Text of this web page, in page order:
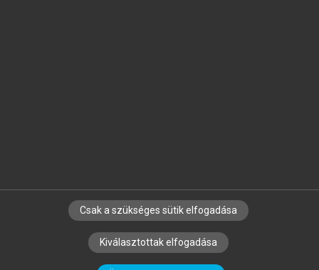
SZERZŐKNEK CÉGEKNEK KÖNYVTÁROSOKNAK
SZERKESZTÉSI ÉS LEKTORÁLÁSI ALAPELVEK
Csak a szükséges sütik elfogadása
Kiválasztottak elfogadása